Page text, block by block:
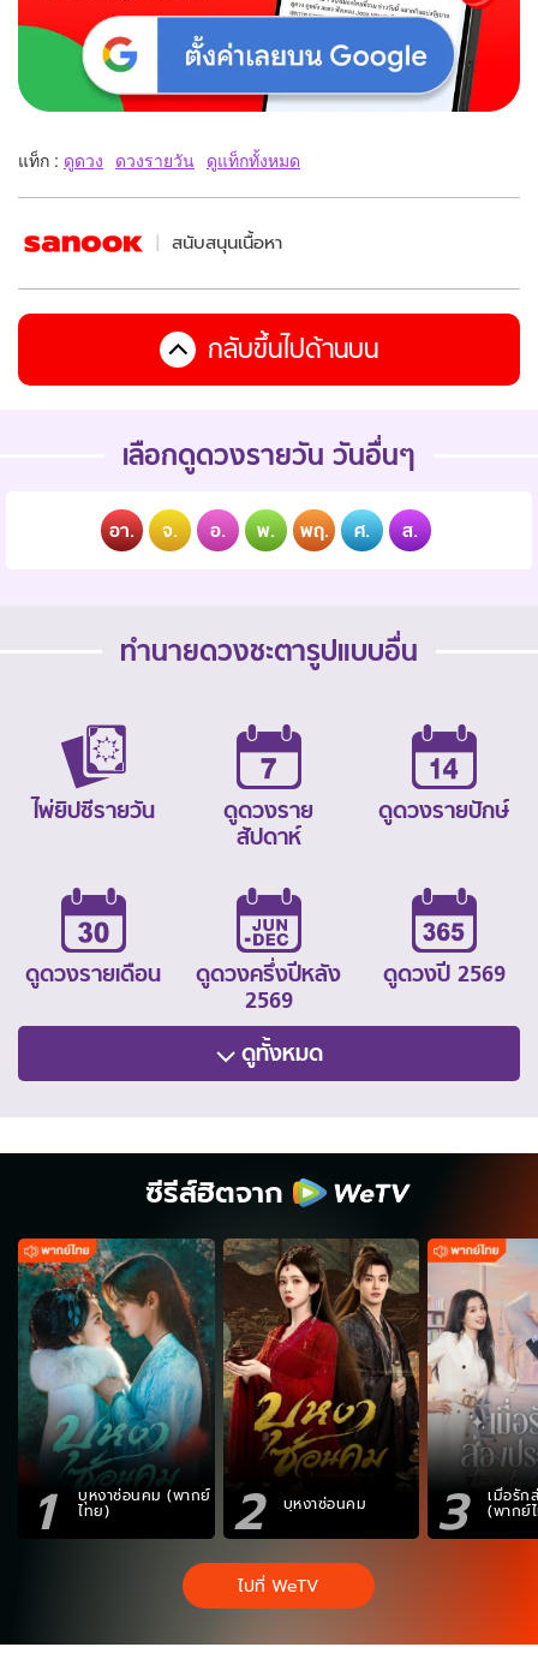
แท็ก : ดูดวง ดวงรายวัน ดูแท็กทั้งหมด
สนับสนุนเนื้อหา
กลับขึ้นไปด้านบน
เลือกดูดวงรายวัน วันอื่นๆ
อา. จ. อ. พ. พฤ. ศ. ส.
ทำนายดวงชะตารูปแบบอื่น
ไพ่ยิปซีรายวัน
ดูดวงราย
สัปดาห์
ดูดวงรายปักษ์
ดูดวงรายเดือน
ดูดวงครึ่งปีหลัง
2569
ดูดวงปี 2569
ดูทั้งหมด
ซีรีส์ฮิตจาก
1 บุหงาซ่อนคม (พากย์
ไทย) 2 บุหงาซ่อนคม 3 เมื่อรัก
(พากย์
ไปที่ WeTV